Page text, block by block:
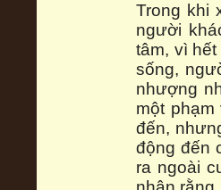
Trong khi
người
tâm, vì
sống,
nhượng
một
đến,
động đến
ra ngoài